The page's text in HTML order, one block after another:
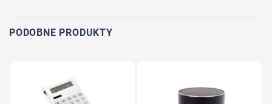
PODOBNE PRODUKTY